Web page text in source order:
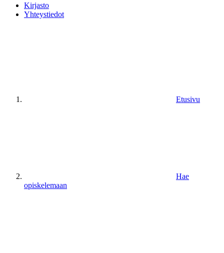
Kirjasto
Yhteystiedot
Etusivu
Hae
opiskelemaan